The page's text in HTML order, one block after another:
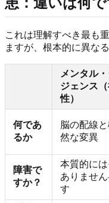
これは理解すべき最も
ますが、根本的に異な
メンタル
ジェンス
性）
何であ
るか
脳の配線
然な変異
障害で
すか？
本質的に
ありませ
す